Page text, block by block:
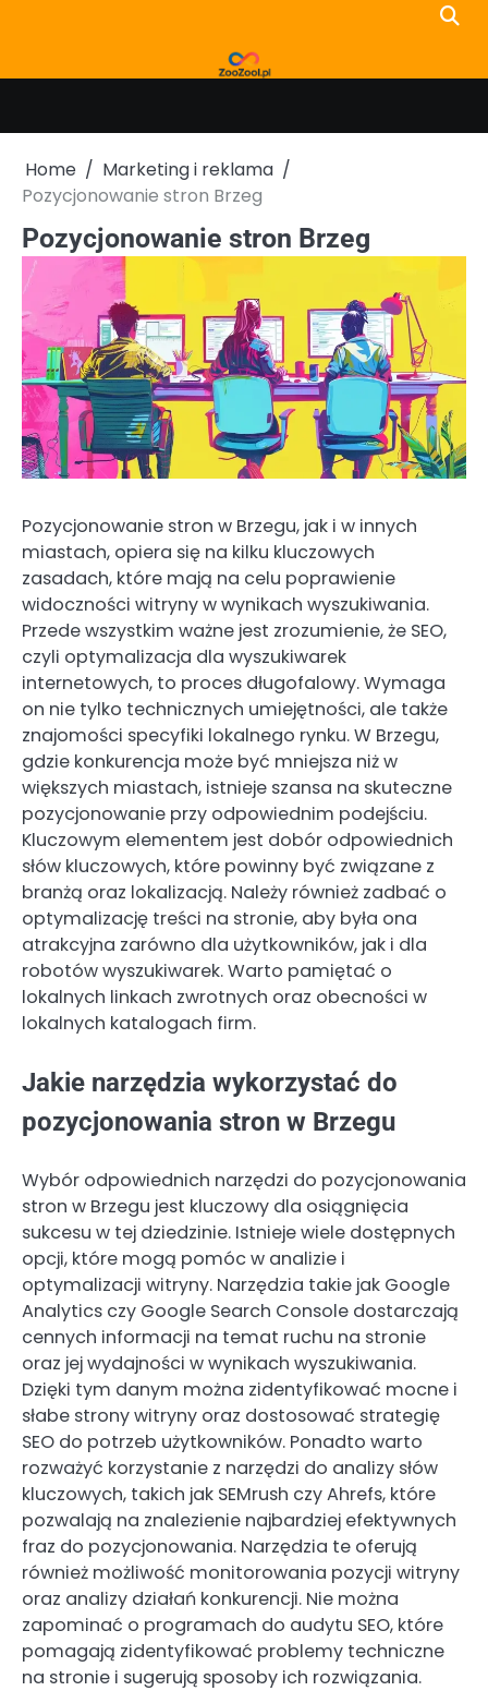
Home
Marketing i reklama
Pozycjonowanie stron Brzeg
Pozycjonowanie stron Brzeg
Pozycjonowanie stron w Brzegu, jak i w innych
miastach, opiera się na kilku kluczowych
zasadach, które mają na celu poprawienie
widoczności witryny w wynikach wyszukiwania.
Przede wszystkim ważne jest zrozumienie, że SEO,
czyli optymalizacja dla wyszukiwarek
internetowych, to proces długofalowy. Wymaga
on nie tylko technicznych umiejętności, ale także
znajomości specyfiki lokalnego rynku. W Brzegu,
gdzie konkurencja może być mniejsza niż w
większych miastach, istnieje szansa na skuteczne
pozycjonowanie przy odpowiednim podejściu.
Kluczowym elementem jest dobór odpowiednich
słów kluczowych, które powinny być związane z
branżą oraz lokalizacją. Należy również zadbać o
optymalizację treści na stronie, aby była ona
atrakcyjna zarówno dla użytkowników, jak i dla
robotów wyszukiwarek. Warto pamiętać o
lokalnych linkach zwrotnych oraz obecności w
lokalnych katalogach firm.
Jakie narzędzia wykorzystać do
pozycjonowania stron w Brzegu
Wybór odpowiednich narzędzi do pozycjonowania
stron w Brzegu jest kluczowy dla osiągnięcia
sukcesu w tej dziedzinie. Istnieje wiele dostępnych
opcji, które mogą pomóc w analizie i
optymalizacji witryny. Narzędzia takie jak Google
Analytics czy Google Search Console dostarczają
cennych informacji na temat ruchu na stronie
oraz jej wydajności w wynikach wyszukiwania.
Dzięki tym danym można zidentyfikować mocne i
słabe strony witryny oraz dostosować strategię
SEO do potrzeb użytkowników. Ponadto warto
rozważyć korzystanie z narzędzi do analizy słów
kluczowych, takich jak SEMrush czy Ahrefs, które
pozwalają na znalezienie najbardziej efektywnych
fraz do pozycjonowania. Narzędzia te oferują
również możliwość monitorowania pozycji witryny
oraz analizy działań konkurencji. Nie można
zapominać o programach do audytu SEO, które
pomagają zidentyfikować problemy techniczne
na stronie i sugerują sposoby ich rozwiązania.